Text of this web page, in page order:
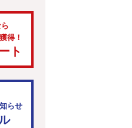
得！
ト
らせ